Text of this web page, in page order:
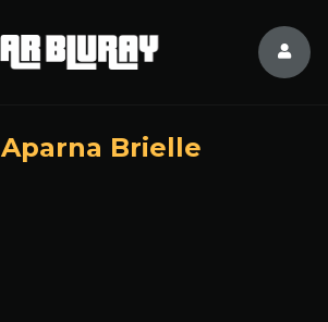
Aparna Brielle